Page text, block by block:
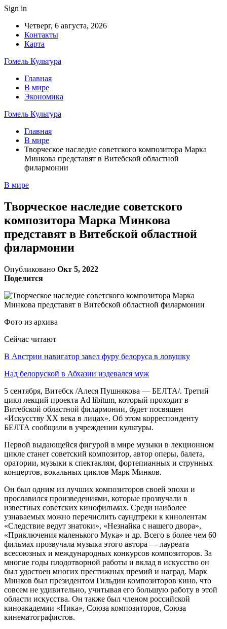
Sign in
Четверг, 6 августа, 2026
Контакты
Карта
Гомель Культура
Главная
В мире
Экономика
Гомель Культура
Главная
В мире
Творческое наследие советского композитора Марка
Минкова представят в Витебской областной
филармонии
В мире
Творческое наследие советского
композитора Марка Минкова
представят в Витебской областной
филармонии
Опубликовано Окт 5, 2022
Поделится
Фото из архива
Сейчас читают
В Австрии навигатор завел фуру белоруса в ловушку
Над белоруской в Абхазии издевался муж
5 сентября, Витебск /Алеся Пушнякова — БЕЛТА/. Третий
цикл лекций проекта Ad libitum, который проходит в
Витебской областной филармонии, будет посвящен
«Искусству XX века в лицах». Об этом корреспонденту
БЕЛТА сообщили в учреждении культуры.
Первой выдающейся фигурой в мире музыки в лекционном
цикле станет советский композитор, автор оперы, балета,
оратории, музыки к спектаклям, фортепианных и струнных
концертов, вокальных циклов Марк Минков.
Он был одним из лучших композиторов своей эпохи и
прославился произведениями, которые прозвучали в
известных советских кинофильмах. Среди наиболее
узнаваемых можно перечислить саундтреки к кинолентам
«Следствие ведут знатоки», «Незнайка с нашего двора»,
«Приключения маленького Мука» и др. Всего в более чем 60
фильмах прозвучала музыка этого автора — лауреата
всесоюзных и международных конкурсов композиторов. За
многие годы плодотворной работы и вклад в искусство он
был удостоен многих престижных премий и наград. Марк
Минков был президентом Гильдии композиторов кино, что
совсем не удивительно, учитывая его большую работу в этой
области искусства. Он также был членом российской
киноакадемии «Ника», Союза композиторов, Союза
кинематографистов.